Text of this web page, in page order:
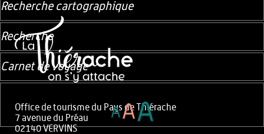
Office de tourisme du Pays de Thiérache
7 avenue du Préau
02140 VERVINS
Recherche cartographique
Recherche
Carnet de voyage
AAA